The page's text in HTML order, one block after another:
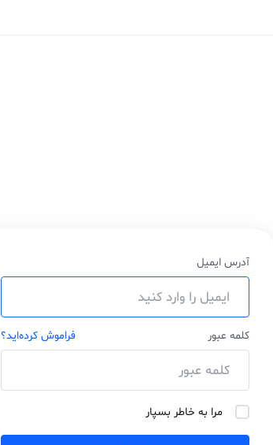
آدرس ایمیل
کلمه عبور فراموش کرده‌اید؟
مرا به خاطر بسپار